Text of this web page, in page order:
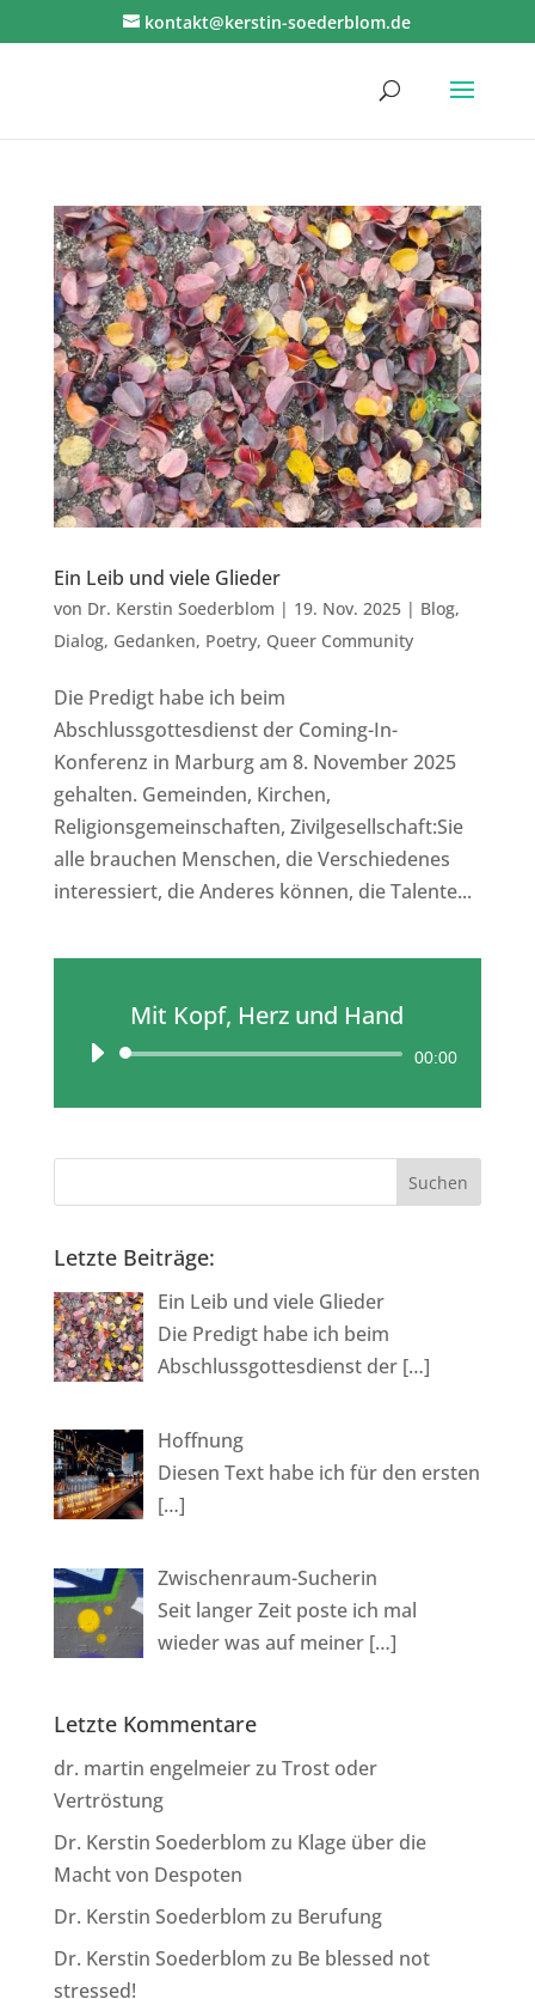
kontakt@kerstin-soederblom.de
Ein Leib und viele Glieder
von Dr. Kerstin Soederblom | 19. Nov. 2025| Blog,
Dialog, Gedanken, Poetry, Queer Community
Die Predigt habe ich beim
Abschlussgottesdienst der Coming-In-
Konferenz in Marburg am 8. November 2025
gehalten. Gemeinden, Kirchen,
Religionsgemeinschaften, Zivilgesellschaft:Sie
alle brauchen Menschen, die Verschiedenes
interessiert, die Anderes können, die Talente...
Mit Kopf, Herz und Hand
Audio-
00:00
Letzte Beiträge:
Ein Leib und viele Glieder
Die Predigt habe ich beim
Abschlussgottesdienst der […]
Hoffnung
Diesen Text habe ich für den ersten
[…]
Zwischenraum-Sucherin
Seit langer Zeit poste ich mal
wieder was auf meiner […]
Letzte Kommentare
dr. martin engelmeierzu Trost oder
Vertröstung
Dr. Kerstin Soederblom zu Klage über die
Macht von Despoten
Dr. Kerstin Soederblom zu Berufung
Dr. Kerstin Soederblom zu Be blessed not
stressed!